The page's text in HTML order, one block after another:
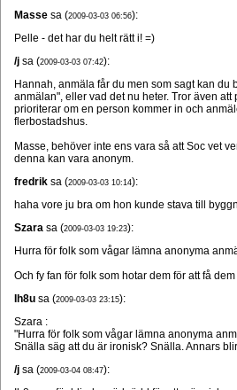
Masse sa (2009-03-03 06:56):
Pelle - det har du helt rätt i! =)
/j sa (2009-03-03 07:42):
Hannah, anmäla får du men som sagt kan du
anmälan", eller vad det nu heter. Tror även att
prioriterar om en person kommer in och
flerbostadshus.
Masse, behöver inte ens vara så att Soc vet
denna kan vara anonym.
fredrik sa (2009-03-03 10:14):
haha vore ju bra om hon kunde stava till
Szara sa (2009-03-03 19:23):
Hurra för folk som vågar lämna anonyma
Och fy fan för folk som hotar dem för att få
Ih8u sa (2009-03-03 23:15):
Szara :
"Hurra för folk som vågar lämna anonyma
Snälla säg att du är ironisk? Snälla. Annars
/j sa (2009-03-04 08:47):